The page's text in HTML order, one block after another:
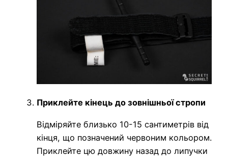
Приклейте кінець до зовнішньої стропи
Відміряйте близько 10-15 сантиметрів від
кінця, що позначений червоним кольором.
Приклейте цю довжину назад до липучки